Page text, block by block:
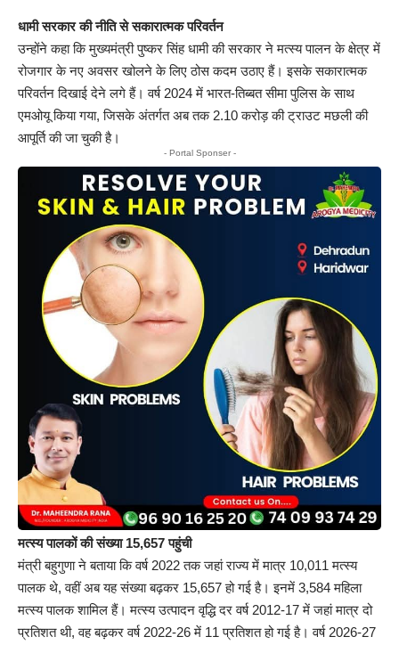
धामी सरकार की नीति से सकारात्मक परिवर्तन
उन्होंने कहा कि मुख्यमंत्री पुष्कर सिंह धामी की सरकार ने मत्स्य पालन के क्षेत्र में
रोजगार के नए अवसर खोलने के लिए ठोस कदम उठाए हैं। इसके सकारात्मक
परिवर्तन दिखाई देने लगे हैं। वर्ष 2024 में भारत-तिब्बत सीमा पुलिस के साथ
एमओयू किया गया, जिसके अंतर्गत अब तक 2.10 करोड़ की ट्राउट मछली की
आपूर्ति की जा चुकी है।
- Portal Sponser -
मत्स्य पालकों की संख्या 15,657 पहुंची
मंत्री बहुगुणा ने बताया कि वर्ष 2022 तक जहां राज्य में मात्र 10,011 मत्स्य
पालक थे, वहीं अब यह संख्या बढ़कर 15,657 हो गई है। इनमें 3,584 महिला
मत्स्य पालक शामिल हैं। मत्स्य उत्पादन वृद्धि दर वर्ष 2012-17 में जहां मात्र दो
प्रतिशत थी, वह बढ़कर वर्ष 2022-26 में 11 प्रतिशत हो गई है। वर्ष 2026-27